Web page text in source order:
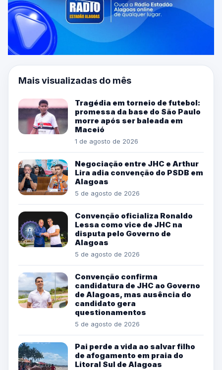
Mais visualizadas do mês
Tragédia em torneio de futebol:
promessa da base do São Paulo
morre após ser baleada em
Maceió
1 de agosto de 2026
Negociação entre JHC e Arthur
Lira adia convenção do PSDB em
Alagoas
5 de agosto de 2026
Convenção oficializa Ronaldo
Lessa como vice de JHC na
disputa pelo Governo de
Alagoas
5 de agosto de 2026
Convenção confirma
candidatura de JHC ao Governo
de Alagoas, mas ausência do
candidato gera
questionamentos
5 de agosto de 2026
Pai perde a vida ao salvar filho
de afogamento em praia do
Litoral Sul de Alagoas